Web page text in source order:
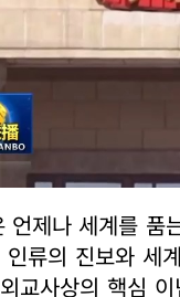
언제나 세계를 품
류의 진보와 세
교사상의 핵심